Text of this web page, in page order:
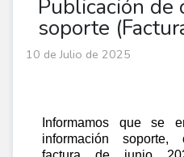
Publicación de
soporte
10 de Julio de 2025
Informamos que se
información